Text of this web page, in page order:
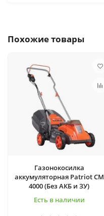
Похожие товары
Газонокосилка
аккумуляторная Patriot CM
4000 (Без АКБ и ЗУ)
Есть в наличии